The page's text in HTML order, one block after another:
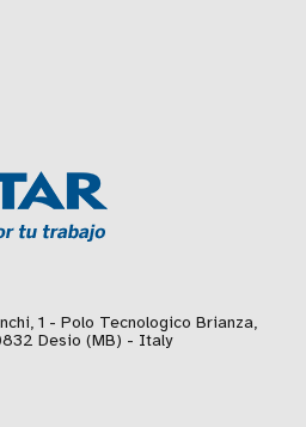
1 - Polo Tecnologico Brianza,
Desio (MB) - Italy